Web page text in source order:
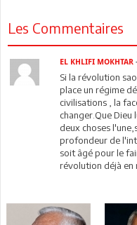
Les Commentaires
EL KHLIFI MOKHTAR
Si la révolution
place un régime
civilisations , la
changer.Que Dieu
deux choses
profondeur de
soit âgé pour le
révolution déjà en